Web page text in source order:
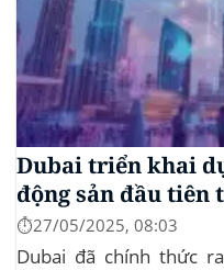
Dubai triển khai
động sản đầu tiên
⏱️27/05/2025, 08:03
Dubai đã chính thức